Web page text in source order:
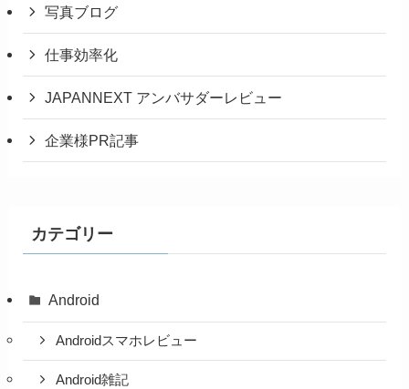
写真ブログ
仕事効率化
JAPANNEXT アンバサダーレビュー
企業様PR記事
カテゴリー
Android
Androidスマホレビュー
Android雑記